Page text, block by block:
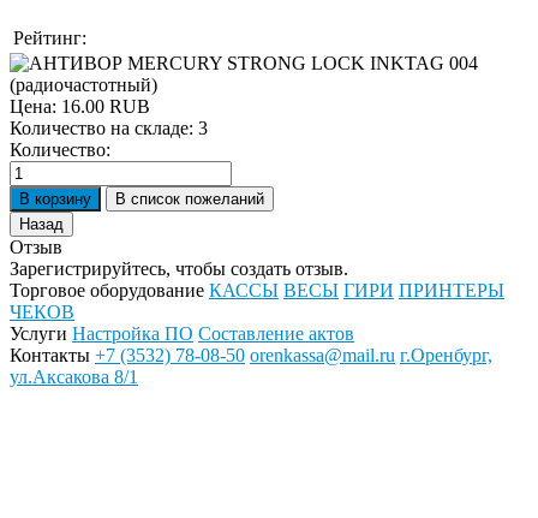
Рейтинг:
Цена: 16.00 RUB
Количество на складе: 3
Количество:
Отзыв
Зарегистрируйтесь, чтобы создать отзыв.
Торговое оборудование КАССЫ ВЕСЫ ГИРИ ПРИНТЕРЫ
ЧЕКОВ
Услуги Настройка ПО Составление актов
Контакты +7 (3532) 78-08-50 orenkassa@mail.ru г.Оренбург,
ул.Аксакова 8/1